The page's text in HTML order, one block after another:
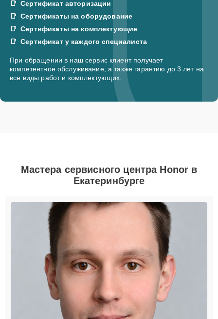
Сертификат авторизации
Сертификаты на оборудование
Сертификаты на комплектующие
Сертификат у каждого специалиста
При обращении в наш сервис клиент получает
компетентное обслуживание, а также гарантию до 3 лет на
все виды работ и комплектующих.
Мастера сервисного центра Honor в
Екатеринбурге